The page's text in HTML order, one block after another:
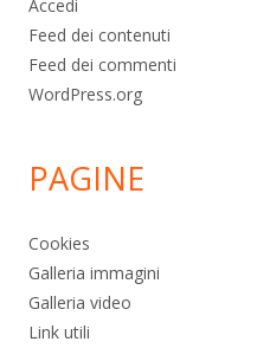
Accedi
Feed dei contenuti
Feed dei commenti
WordPress.org
PAGINE
Cookies
Galleria immagini
Galleria video
Link utili